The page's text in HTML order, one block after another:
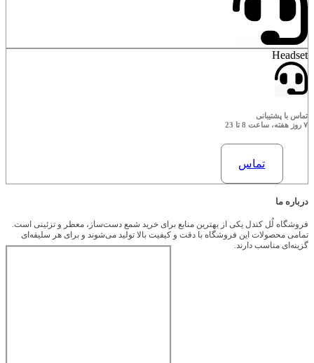
Headset
تماس با پشتیبانی
۷ روز هفته، ساعت 8 تا 23
تماس
درباره ما
فروشگاه لُل کندل یکی از بهترین منابع برای خرید شمع دست‌ساز، معطر و تزئینی است.
تمامی محصولات این فروشگاه با دقت و کیفیت بالا تولید می‌شوند و برای هر سلیقه‌ای
گزینه‌ای مناسب دارند.